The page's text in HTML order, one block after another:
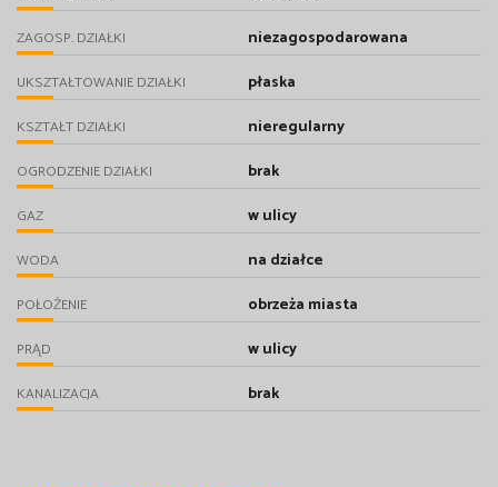
ZAGOSP. DZIAŁKI niezagospodarowana
UKSZTAŁTOWANIE DZIAŁKI płaska
KSZTAŁT DZIAŁKI nieregularny
OGRODZENIE DZIAŁKI brak
GAZ w ulicy
WODA na działce
POŁOŻENIE obrzeża miasta
PRĄD w ulicy
KANALIZACJA brak